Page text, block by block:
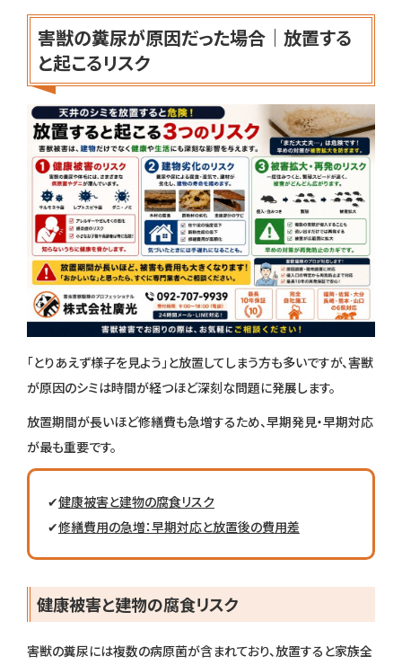
害獣の糞尿が原因だった場合｜放置する
と起こるリスク
「とりあえず様子を見よう」と放置してしまう方も多いですが、害獣
が原因のシミは時間が経つほど深刻な問題に発展します。
放置期間が長いほど修繕費も急増するため、早期発見・早期対応
が最も重要です。
✔健康被害と建物の腐食リスク
✔修繕費用の急増：早期対応と放置後の費用差
健康被害と建物の腐食リスク
害獣の糞尿には複数の病原菌が含まれており、放置すると家族全